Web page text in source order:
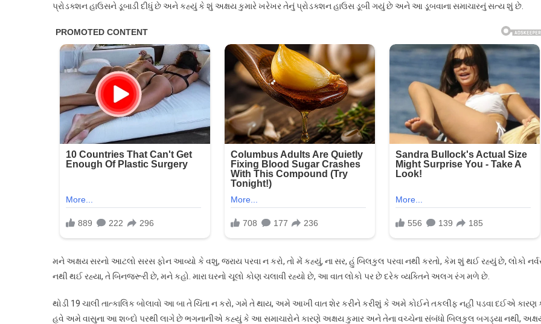
પ્રોડક્શન હાઉસને ડૂબાડી દીધું છે અને કહ્યું કે શું અક્ષય કુમારે ખરેખર તેનું પ્રોડક્શન હાઉસ ડૂબી ગયું છે અને આ ડૂબવાના સમાચારનું સત્ય શું છે.
મને અક્ષય સરનો આટલો સરસ ફોન આવ્યો કે વશુ, જરાય પરવા ન કરો, તો મેં કહ્યું, ના સર, હું બિલકુલ પરવા નથી કરતો, કેમ શું થઈ રહ્યું છે, લોકો
નથી થઈ રહ્યા, તે બિનજરૂરી છે, મને કહો. મારા ઘરનો ચૂલો કોણ ચલાવી રહ્યો છે, આ વાત લોકો પર છે દરેક વ્યક્તિને અલગ રંગ મળે છે.
થોડી 19 ચાલી તાત્કાલિક બોલાવો આ બા તે ચિંતા ન કરો, ગમે તે થાય, અમે આખી વાત શેર કરીને કરીશું કે અમે કોઈને તકલીફ નહીં પડવા દઈએ કારણ
હવે અમે વાસુના આ શબ્દો પરથી લાગે છે ભગનાનીએ કહ્યું કે આ સમાચારોને કારણે અક્ષય કુમાર અને તેના વચ્ચેના સંબંધો બિલકુલ બગડ્યા નથી,